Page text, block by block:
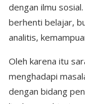
dengan ilmu
berhenti belajar,
analitis,
Oleh karena itu
menghadapi
dengan bidang